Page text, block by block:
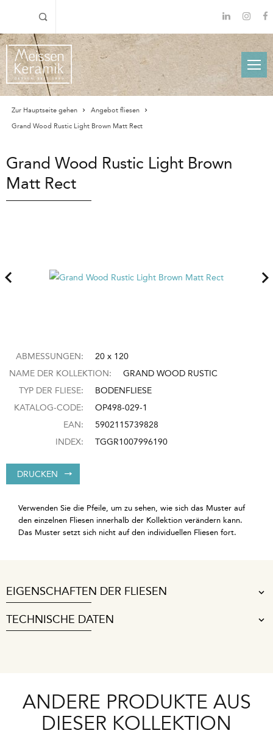
Zur Hauptseite gehen
Angebot fliesen
Grand Wood Rustic Light Brown Matt Rect
Grand Wood Rustic Light Brown
Matt Rect
ABMESSUNGEN:
20 x 120
NAME DER KOLLEKTION:
GRAND WOOD RUSTIC
TYP DER FLIESE:
BODENFLIESE
KATALOG-CODE:
OP498-029-1
EAN:
5902115739828
INDEX:
TGGR1007996190
DRUCKEN
Verwenden Sie die Pfeile, um zu sehen, wie sich das Muster auf
den einzelnen Fliesen innerhalb der Kollektion verändern kann.
Das Muster setzt sich nicht auf den individuellen Fliesen fort.
EIGENSCHAFTEN DER FLIESEN
TECHNISCHE DATEN
ANDERE PRODUKTE AUS
DIESER KOLLEKTION